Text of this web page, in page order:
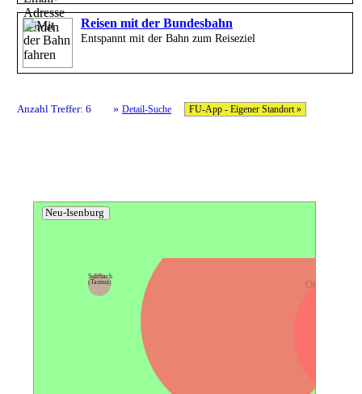
Reisen mit der Bundesbahn
Entspannt mit der Bahn zum Reiseziel
Anzahl Treffer: 6 » Detail-Suche FU-App - Eigener Standort »
Neu-Isenburg
Sulzbach
(Taunus) Offenbach